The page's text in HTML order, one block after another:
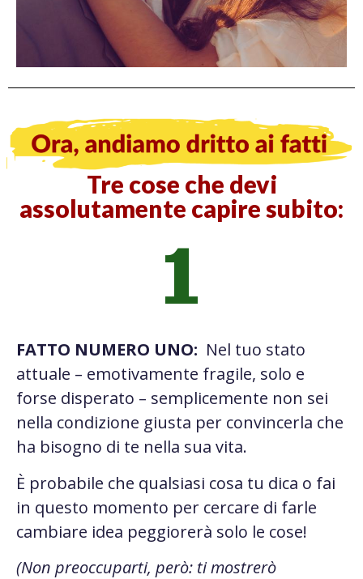
Tre cose che devi
assolutamente capire subito:
1
FATTO NUMERO UNO: Nel tuo stato
attuale – emotivamente fragile, solo e
forse disperato – semplicemente non sei
nella condizione giusta per convincerla che
ha bisogno di te nella sua vita.
È probabile che qualsiasi cosa tu dica o fai
in questo momento per cercare di farle
cambiare idea peggiorerà solo le cose!
(Non preoccuparti, però: ti mostrerò